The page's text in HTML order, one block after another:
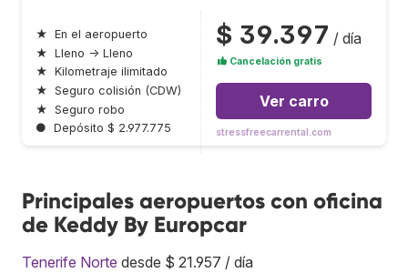
★ En el aeropuerto
★ Lleno → Lleno
★ Kilometraje ilimitado
★ Seguro colisión (CDW)
★ Seguro robo
● Depósito $ 2.977.775
$ 39.397 / día
Cancelación gratis
Ver carro
stressfreecarrental.com
Principales aeropuertos con oficina
de Keddy By Europcar
Tenerife Norte desde $ 21.957 / día